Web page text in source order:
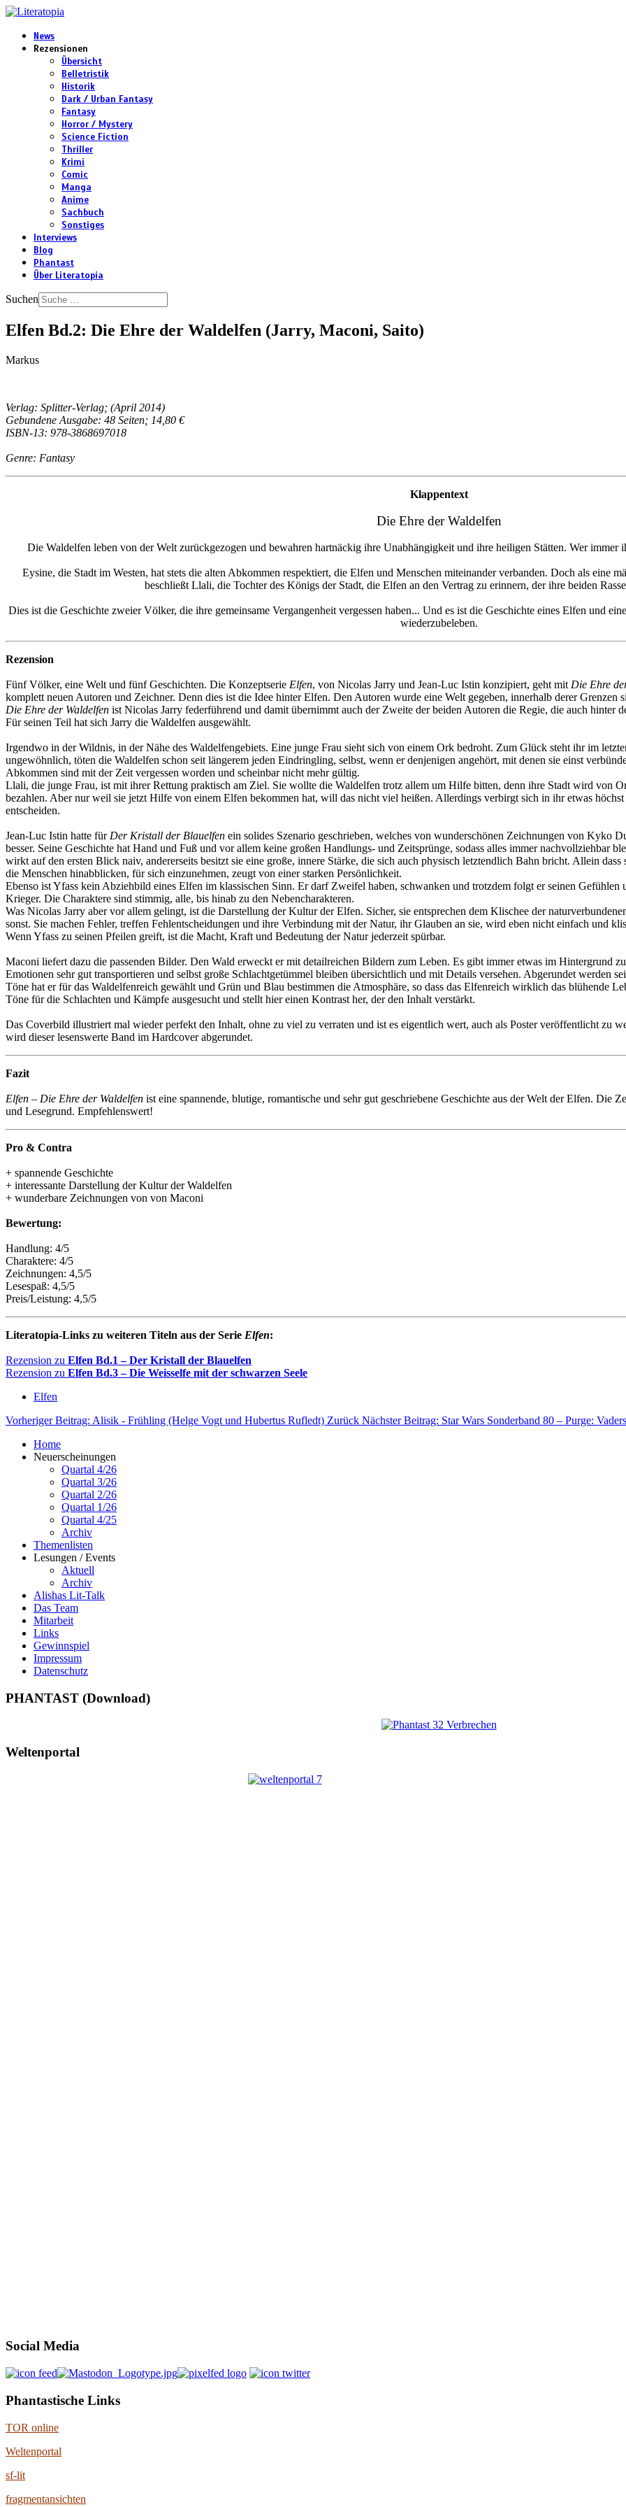
News
Rezensionen
Übersicht
Belletristik
Historik
Dark / Urban Fantasy
Fantasy
Horror / Mystery
Science Fiction
Thriller
Krimi
Comic
Manga
Anime
Sachbuch
Sonstiges
Interviews
Blog
Phantast
Über Literatopia
Suchen
Elfen Bd.2: Die Ehre der Waldelfen (Jarry, Maconi, Saito)
Markus
Verlag: Splitter-Verlag; (April 2014)
Gebundene Ausgabe: 48 Seiten; 14,80 €
ISBN-13: 978-3868697018
Genre: Fantasy
Klappentext
Die Ehre der Waldelfen
Die Waldelfen leben von der Welt zurückgezogen und bewahren hartnäckig ihre Unabhängigkeit und ihre heiligen Stätten. Wer
Eysine, die Stadt im Westen, hat stets die alten Abkommen respektiert, die Elfen und Menschen miteinander verbanden. Doch als eine
beschließt Llali, die Tochter des Königs der Stadt, die Elfen an den Vertrag zu erinnern, der ihre beiden
Dies ist die Geschichte zweier Völker, die ihre gemeinsame Vergangenheit vergessen haben... Und es ist die Geschichte eines Elfen und
wiederzubeleben.
Rezension
Fünf Völker, eine Welt und fünf Geschichten. Die Konzeptserie Elfen, von Nicolas Jarry und Jean-Luc Istin konzipiert, geht mit Die Ehre
komplett neuen Autoren und Zeichner. Denn dies ist die Idee hinter Elfen. Den Autoren wurde eine Welt gegeben, innerhalb derer Grenzen
Die Ehre der Waldelfen ist Nicolas Jarry federführend und damit übernimmt auch der Zweite der beiden Autoren die Regie, die auch hinter
Für seinen Teil hat sich Jarry die Waldelfen ausgewählt.
Irgendwo in der Wildnis, in der Nähe des Waldelfengebiets. Eine junge Frau sieht sich von einem Ork bedroht. Zum Glück steht ihr im
ungewöhnlich, töten die Waldelfen schon seit längerem jeden Eindringling, selbst, wenn er denjenigen angehört, mit denen sie einst
Abkommen sind mit der Zeit vergessen worden und scheinbar nicht mehr gültig.
Llali, die junge Frau, ist mit ihrer Rettung praktisch am Ziel. Sie wollte die Waldelfen trotz allem um Hilfe bitten, denn ihre Stadt wird von
bezahlen. Aber nur weil sie jetzt Hilfe von einem Elfen bekommen hat, will das nicht viel heißen. Allerdings verbirgt sich in ihr etwas
entscheiden.
Jean-Luc Istin hatte für Der Kristall der Blauelfen ein solides Szenario geschrieben, welches von wunderschönen Zeichnungen von Kyko
besser. Seine Geschichte hat Hand und Fuß und vor allem keine großen Handlungs- und Zeitsprünge, sodass alles immer nachvollziehbar
wirkt auf den ersten Blick naiv, andererseits besitzt sie eine große, innere Stärke, die sich auch physisch letztendlich Bahn bricht. Allein
die Menschen hinabblicken, für sich einzunehmen, zeugt von einer starken Persönlichkeit.
Ebenso ist Yfass kein Abziehbild eines Elfen im klassischen Sinn. Er darf Zweifel haben, schwanken und trotzdem folgt er seinen
Krieger. Die Charaktere sind stimmig, alle, bis hinab zu den Nebencharakteren.
Was Nicolas Jarry aber vor allem gelingt, ist die Darstellung der Kultur der Elfen. Sicher, sie entsprechen dem Klischee der
sonst. Sie machen Fehler, treffen Fehlentscheidungen und ihre Verbindung mit der Natur, ihr Glauben an sie, wird eben nicht einfach und
Wenn Yfass zu seinen Pfeilen greift, ist die Macht, Kraft und Bedeutung der Natur jederzeit spürbar.
Maconi liefert dazu die passenden Bilder. Den Wald erweckt er mit detailreichen Bildern zum Leben. Es gibt immer etwas im Hintergrund
Emotionen sehr gut transportieren und selbst große Schlachtgetümmel bleiben übersichtlich und mit Details versehen. Abgerundet werden
Töne hat er für das Waldelfenreich gewählt und Grün und Blau bestimmen die Atmosphäre, so dass das Elfenreich wirklich das blühende
Töne für die Schlachten und Kämpfe ausgesucht und stellt hier einen Kontrast her, der den Inhalt verstärkt.
Das Coverbild illustriert mal wieder perfekt den Inhalt, ohne zu viel zu verraten und ist es eigentlich wert, auch als Poster veröffentlicht zu
wird dieser lesenswerte Band im Hardcover abgerundet.
Fazit
Elfen – Die Ehre der Waldelfen ist eine spannende, blutige, romantische und sehr gut geschriebene Geschichte aus der Welt der Elfen. Die
und Lesegrund. Empfehlenswert!
Pro & Contra
+ spannende Geschichte
+ interessante Darstellung der Kultur der Waldelfen
+ wunderbare Zeichnungen von von Maconi
Bewertung:
Handlung: 4/5
Charaktere: 4/5
Zeichnungen: 4,5/5
Lesespaß: 4,5/5
Preis/Leistung: 4,5/5
Literatopia-Links zu weiteren Titeln aus der Serie Elfen:
Rezension zu Elfen Bd.1 – Der Kristall der Blauelfen
Rezension zu Elfen Bd.3 – Die Weisselfe mit der schwarzen Seele
Elfen
Vorheriger Beitrag: Alisik - Frühling (Helge Vogt und Hubertus Rufledt) Zurück Nächster Beitrag: Star Wars Sonderband 80 – Purge:
Home
Neuerscheinungen
Quartal 4/26
Quartal 3/26
Quartal 2/26
Quartal 1/26
Quartal 4/25
Archiv
Themenlisten
Lesungen / Events
Aktuell
Archiv
Alishas Lit-Talk
Das Team
Mitarbeit
Links
Gewinnspiel
Impressum
Datenschutz
PHANTAST (Download)
Weltenportal
Social Media
Phantastische Links
TOR online
Weltenportal
sf-lit
fragmentansichten